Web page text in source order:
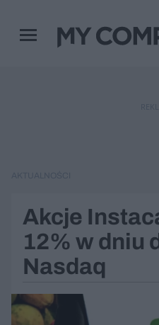
Menu główne
Akcje
12% w dniu
Nasdaq